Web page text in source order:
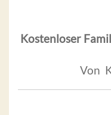
Kostenloser
Von